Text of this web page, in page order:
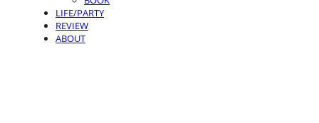
LIFE/PARTY
REVIEW
ABOUT